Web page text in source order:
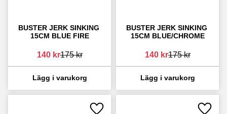
BUSTER JERK SINKING
15CM BLUE FIRE
140kr175kr
BUSTER JERK SINKING
15CM BLUE/CHROME
140kr175kr